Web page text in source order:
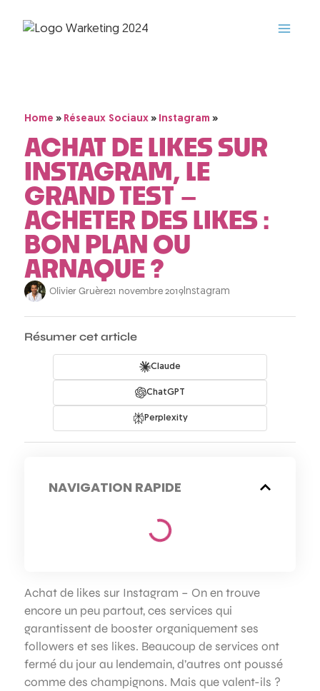
Home » Réseaux Sociaux » Instagram »
ACHAT DE LIKES SUR
INSTAGRAM, LE
GRAND TEST –
ACHETER DES LIKES :
BON PLAN OU
ARNAQUE ?
Olivier Gruère21 novembre 2019 Instagram
Résumer cet article
Claude
ChatGPT
Perplexity
NAVIGATION RAPIDE
Achat de likes sur Instagram – On en trouve
encore un peu partout, ces services qui
garantissent de booster organiquement ses
followers et ses likes. Beaucoup de services ont
fermé du jour au lendemain, d’autres ont poussé
comme des champignons. Mais que valent-ils ?